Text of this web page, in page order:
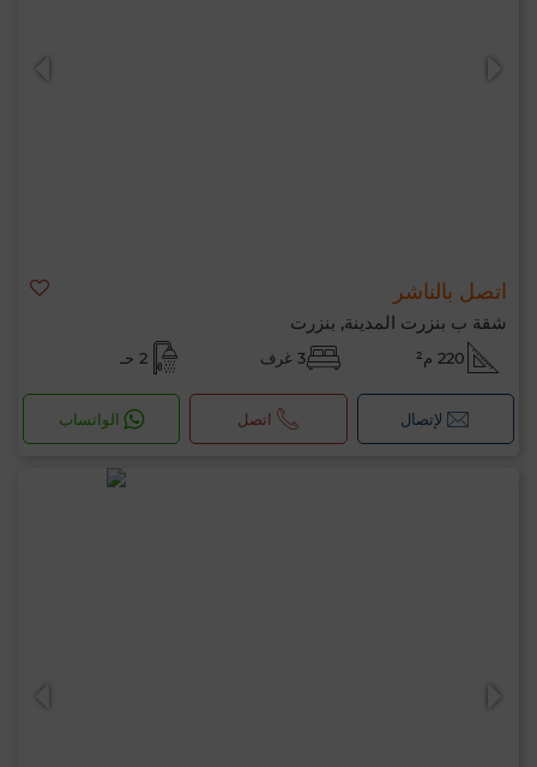
اتصل بالناشر
شقة ب بنزرت المدينة, بنزرت
220 م² 3 غرف 2 حـ
لإتصال اتصل الواتساب